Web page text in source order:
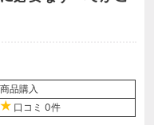
商品購入
口コミ 0件